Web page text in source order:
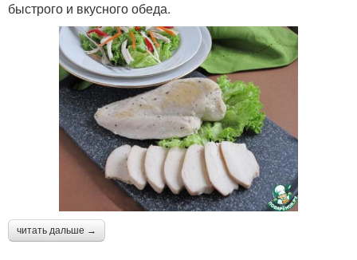
быстрого и вкусного обеда.
читать дальше →